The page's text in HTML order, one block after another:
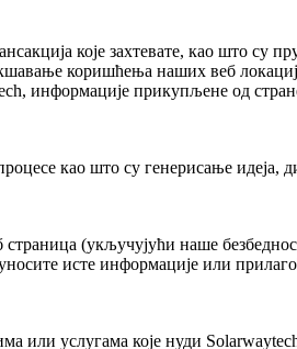
које захтевате, као што су
коришћења наших веб
информације прикупљене од
као што су генерисање
(укључујући наше
исте информације или
или услугама које нуди